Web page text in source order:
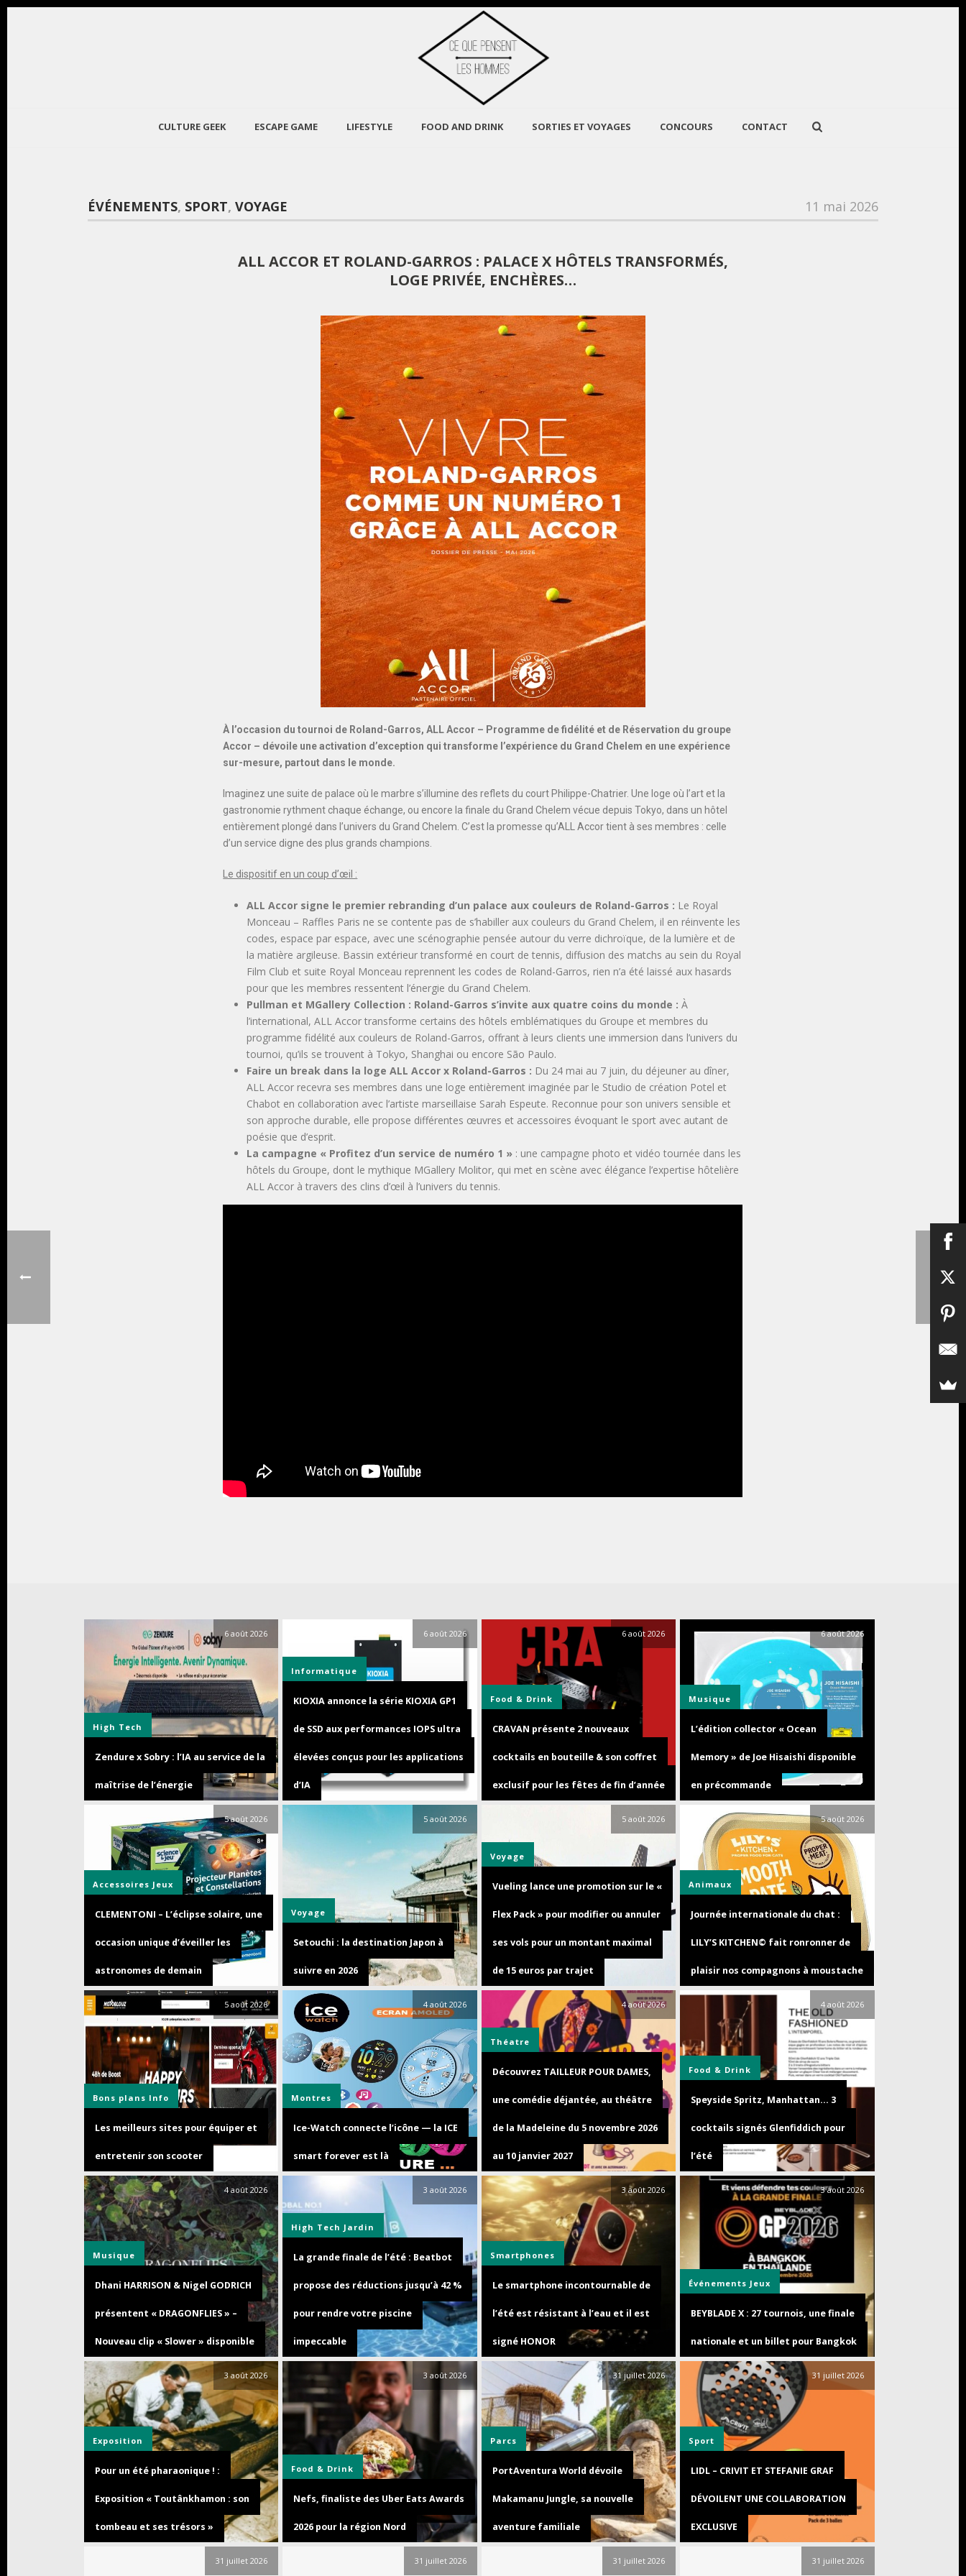
CULTURE GEEK ESCAPE GAME LIFESTYLE FOOD AND DRINK SORTIES ET VOYAGES CONCOURS CONTACT
ÉVÉNEMENTS, SPORT, VOYAGE 11 mai 2026
ALL ACCOR ET ROLAND-GARROS : PALACE X HÔTELS TRANSFORMÉS,
LOGE PRIVÉE, ENCHÈRES…
À l’occasion du tournoi de Roland-Garros, ALL Accor – Programme de fidélité et de Réservation du groupe
Accor – dévoile une activation d’exception qui transforme l’expérience du Grand Chelem en une expérience
sur-mesure, partout dans le monde.
Imaginez une suite de palace où le marbre s’illumine des reflets du court Philippe-Chatrier. Une loge où l’art et la
gastronomie rythment chaque échange, ou encore la finale du Grand Chelem vécue depuis Tokyo, dans un hôtel
entièrement plongé dans l’univers du Grand Chelem. C’est la promesse qu’ALL Accor tient à ses membres : celle
d’un service digne des plus grands champions.
Le dispositif en un coup d’œil :
ALL Accor signe le premier rebranding d’un palace aux couleurs de Roland-Garros : Le Royal
Monceau – Raffles Paris ne se contente pas de s’habiller aux couleurs du Grand Chelem, il en réinvente les
codes, espace par espace, avec une scénographie pensée autour du verre dichroïque, de la lumière et de
la matière argileuse. Bassin extérieur transformé en court de tennis, diffusion des matchs au sein du Royal
Film Club et suite Royal Monceau reprennent les codes de Roland-Garros, rien n’a été laissé aux hasards
pour que les membres ressentent l’énergie du Grand Chelem.
Pullman et MGallery Collection : Roland-Garros s’invite aux quatre coins du monde :À
l’international, ALL Accor transforme certains des hôtels emblématiques du Groupe et membres du
programme fidélité aux couleurs de Roland-Garros, offrant à leurs clients une immersion dans l’univers du
tournoi, qu’ils se trouvent à Tokyo, Shanghai ou encore São Paulo.
Faire un break dans la loge ALL Accor x Roland-Garros : Du 24 mai au 7 juin, du déjeuner au dîner,
ALL Accor recevra ses membres dans une loge entièrement imaginée par le Studio de création Potel et
Chabot en collaboration avec l’artiste marseillaise Sarah Espeute. Reconnue pour son univers sensible et
son approche durable, elle propose différentes œuvres et accessoires évoquant le sport avec autant de
poésie que d’esprit.
La campagne « Profitez d’un service de numéro 1 » : une campagne photo et vidéo tournée dans les
hôtels du Groupe, dont le mythique MGallery Molitor, qui met en scène avec élégance l’expertise hôtelière
ALL Accor à travers des clins d’œil à l’univers du tennis.
6 août 2026
High Tech
Zendure x Sobry : l’IA au service de la
maîtrise de l’énergie
6 août 2026
Informatique
KIOXIA annonce la série KIOXIA GP1
de SSD aux performances IOPS ultra
élevées conçus pour les applications
d’IA
6 août 2026
Food & Drink
CRAVAN présente 2 nouveaux
cocktails en bouteille & son coffret
exclusif pour les fêtes de fin d’année
6 août 2026
Musique
L’édition collector « Ocean
Memory » de Joe Hisaishi disponible
en précommande
5 août 2026
Accessoires Jeux
CLEMENTONI – L’éclipse solaire, une
occasion unique d’éveiller les
astronomes de demain
5 août 2026
Voyage
Setouchi : la destination Japon à
suivre en 2026
5 août 2026
Voyage
Vueling lance une promotion sur le «
Flex Pack » pour modifier ou annuler
ses vols pour un montant maximal
de 15 euros par trajet
5 août 2026
Animaux
Journée internationale du chat :
LILY’S KITCHEN© fait ronronner de
plaisir nos compagnons à moustache
5 août 2026
Bons plans Info
Les meilleurs sites pour équiper et
entretenir son scooter
4 août 2026
Montres
Ice-Watch connecte l’icône — la ICE
smart forever est là
4 août 2026
Théatre
Découvrez TAILLEUR POUR DAMES,
une comédie déjantée, au théâtre
de la Madeleine du 5 novembre 2026
au 10 janvier 2027
4 août 2026
Food & Drink
Speyside Spritz, Manhattan… 3
cocktails signés Glenfiddich pour
l’été
4 août 2026
Musique
Dhani HARRISON & Nigel GODRICH
présentent « DRAGONFLIES » –
Nouveau clip « Slower » disponible
3 août 2026
High Tech Jardin
La grande finale de l’été : Beatbot
propose des réductions jusqu’à 42 %
pour rendre votre piscine
impeccable
3 août 2026
Smartphones
Le smartphone incontournable de
l’été est résistant à l’eau et il est
signé HONOR
3 août 2026
Événements Jeux
BEYBLADE X : 27 tournois, une finale
nationale et un billet pour Bangkok
3 août 2026
Exposition
Pour un été pharaonique ! :
Exposition « Toutânkhamon : son
tombeau et ses trésors »
3 août 2026
Food & Drink
Nefs, finaliste des Uber Eats Awards
2026 pour la région Nord
31 juillet 2026
Parcs
PortAventura World dévoile
Makamanu Jungle, sa nouvelle
aventure familiale
31 juillet 2026
Sport
LIDL – CRIVIT ET STEFANIE GRAF
DÉVOILENT UNE COLLABORATION
EXCLUSIVE
31 juillet 2026 31 juillet 2026 31 juillet 2026 31 juillet 2026